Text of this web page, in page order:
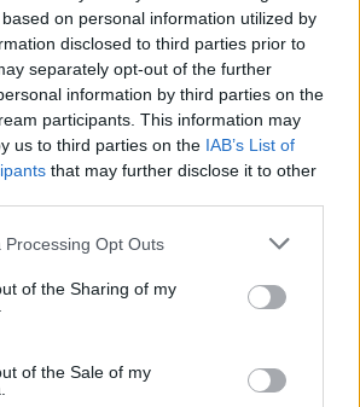
on personal information utilized by
disclosed to third parties prior to
separately opt-out of the further
information by third parties on the
participants. This information may
us to third parties on the IAB’s List of
that may further disclose it to other
Processing Opt Outs
of the Sharing of my
of the Sale of my
cette traduction Corriger une erreur